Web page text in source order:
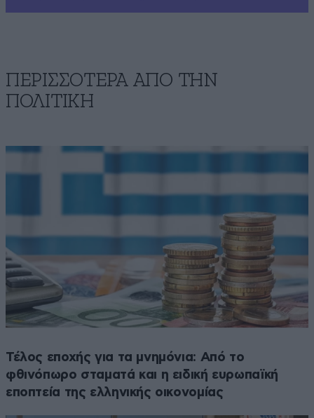
ΠΕΡΙΣΣΟΤΕΡΑ ΑΠΟ ΤΗΝ
ΠΟΛΙΤΙΚΗ
Τέλος εποχής για τα μνημόνια: Από το
φθινόπωρο σταματά και η ειδική ευρωπαϊκή
εποπτεία της ελληνικής οικονομίας